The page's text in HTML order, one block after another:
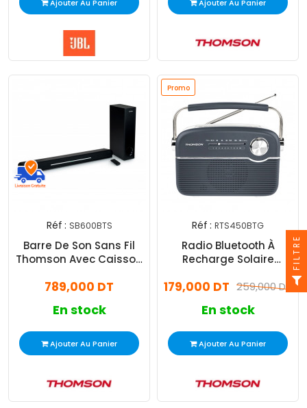
Ajouter Au Panier Ajouter Au Panier
Réf : SB600BTS
Barre De Son Sans Fil
Thomson Avec Caisson
789,000 DT
En stock
Ajouter Au Panier
Promo
Réf : RTS450BTG
Radio Bluetooth À
Recharge Solaire
Gris259,000 DT
179,000 DT
En stock
Ajouter Au Panier
FILTRE